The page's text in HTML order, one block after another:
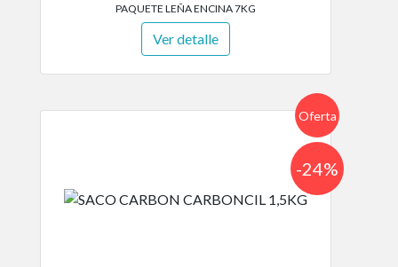
PAQUETE LEÑA ENCINA 7KG
Ver detalle
Oferta
-24%